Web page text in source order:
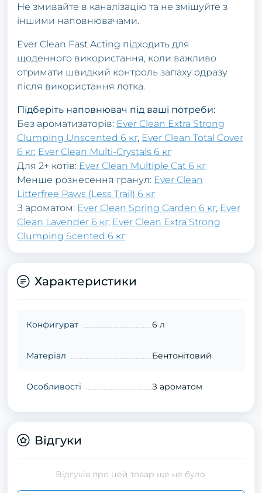
Не змивайте в каналізацію та не змішуйте з
іншими наповнювачами.
Ever Clean Fast Acting підходить для
щоденного використання, коли важливо
отримати швидкий контроль запаху одразу
після використання лотка.
Підберіть наповнювач під ваші потреби:
Без ароматизаторів: Ever Clean Extra Strong
Clumping Unscented 6 кг, Ever Clean Total Cover
6 кг, Ever Clean Multi-Crystals 6 кг
Для 2+ котів: Ever Clean Multiple Cat 6 кг
Менше рознесення гранул: Ever Clean
Litterfree Paws (Less Trail) 6 кг
З ароматом: Ever Clean Spring Garden 6 кг, Ever
Clean Lavender 6 кг, Ever Clean Extra Strong
Clumping Scented 6 кг
Характеристики
Конфигурат 6 л
Матеріал Бентонітовий
Особливості З ароматом
Відгуки
Відгуків про цей товар ще не було.